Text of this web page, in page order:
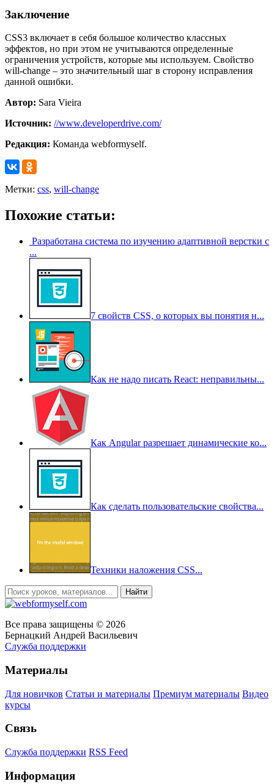
Заключение
CSS3 включает в себя большое количество классных
эффектов, но при этом не учитываются определенные
ограничения устройств, которые мы используем. Свойство
will-change – это значительный шаг в сторону исправления
данной ошибки.
Автор: Sara Vieira
Источник: //www.developerdrive.com/
Редакция: Команда webformyself.
Метки: css, will-change
Похожие статьи:
Разработана система по изучению адаптивной верстки с
...
7 свойств CSS, о которых вы понятия н...
Как не надо писать React: неправильны...
Как Angular разрешает динамические ко...
Как сделать пользовательские свойства...
Техники наложения CSS...
Все права защищены © 2026
Бернацкий Андрей Васильевич
Служба поддержки
Материалы
Для новичков Статьи и материалы Премиум материалы Видео
курсы
Связь
Служба поддержки RSS Feed
Информация